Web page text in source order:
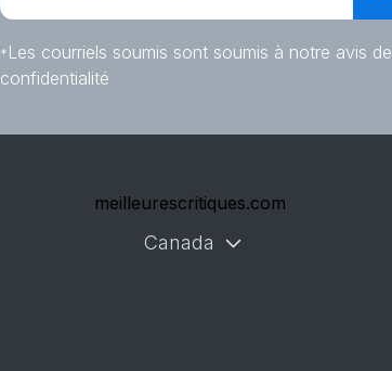
* Les courriels soumis sont soumis à notre avis de
confidentialité
meilleurescritiques.com
Canada